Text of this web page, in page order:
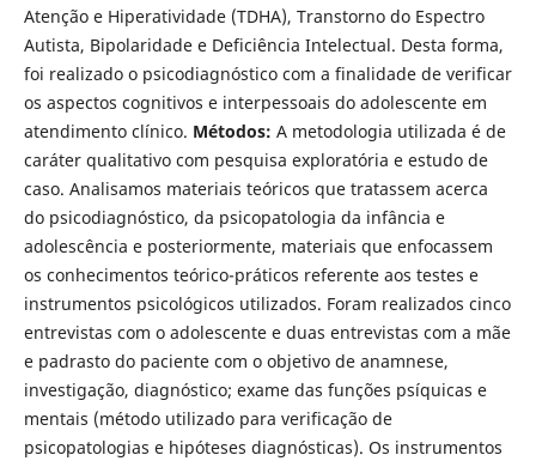
Atenção e Hiperatividade (TDHA), Transtorno do Espectro
Autista, Bipolaridade e Deficiência Intelectual. Desta forma,
foi realizado o psicodiagnóstico com a finalidade de verificar
os aspectos cognitivos e interpessoais do adolescente em
atendimento clínico. Métodos: A metodologia utilizada é de
caráter qualitativo com pesquisa exploratória e estudo de
caso. Analisamos materiais teóricos que tratassem acerca
do psicodiagnóstico, da psicopatologia da infância e
adolescência e posteriormente, materiais que enfocassem
os conhecimentos teórico-práticos referente aos testes e
instrumentos psicológicos utilizados. Foram realizados cinco
entrevistas com o adolescente e duas entrevistas com a mãe
e padrasto do paciente com o objetivo de anamnese,
investigação, diagnóstico; exame das funções psíquicas e
mentais (método utilizado para verificação de
psicopatologias e hipóteses diagnósticas). Os instrumentos